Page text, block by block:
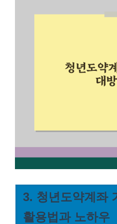
3. 청년도약계좌
활용법과 노하우